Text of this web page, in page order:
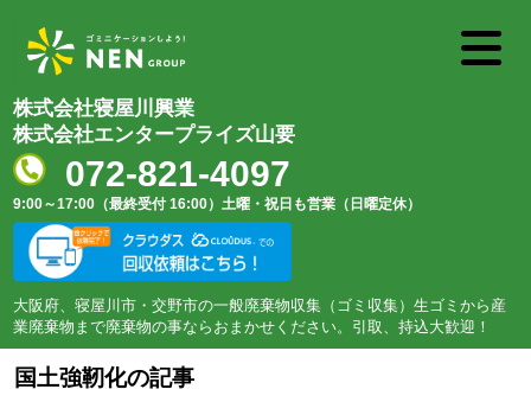
株式会社寝屋川興業
株式会社エンタープライズ山要
072-821-4097
9:00～17:00（最終受付 16:00） 土曜・祝日も営業（日曜定休）
大阪府、寝屋川市・交野市の一般廃棄物収集（ゴミ収集）生ゴミから産
業廃棄物まで廃棄物の事ならおまかせください。引取、持込大歓迎！
国土強靭化の記事